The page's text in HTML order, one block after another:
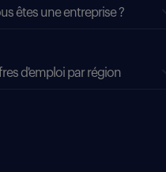
êtes une entreprise ?
d'emploi par région